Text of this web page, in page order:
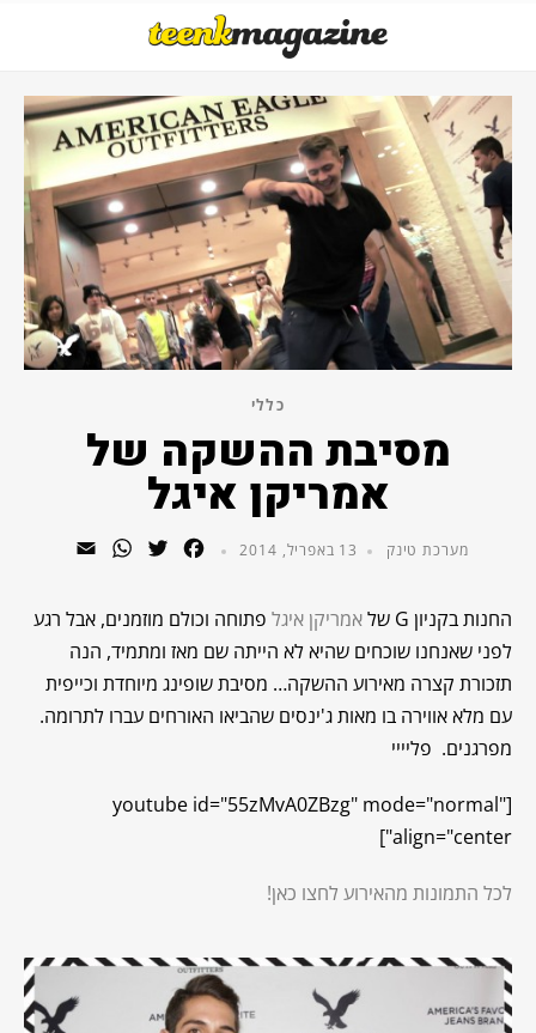
כללי
מסיבת ההשקה של
אמריקן איגל
מערכת טינק 13 באפריל, 2014 Facebook
Twitter
WhatsApp
החנות בקניון G של אמריקן איגל פתוחה וכולם מוזמנים, אבל רגע
לפני שאנחנו שוכחים שהיא לא הייתה שם מאז ומתמיד, הנה
תזכורת קצרה מאירוע ההשקה… מסיבת שופינג מיוחדת וכייפית
עם מלא אווירה בו מאות ג'ינסים שהביאו האורחים עברו לתרומה.
מפרגנים. פליייי
[youtube id="55zMvA0ZBzg" mode="normal"
align="center"]
לכל התמונות מהאירוע לחצו כאן!